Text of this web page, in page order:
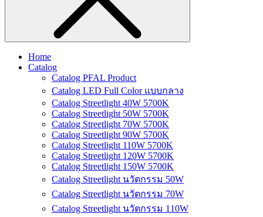
Home
Catalog
Catalog PFAL Product
Catalog LED Full Color แบบกลาง
Catalog Streetlight 40W 5700K
Catalog Streetlight 50W 5700K
Catalog Streetlight 70W 5700K
Catalog Streetlight 90W 5700K
Catalog Streetlight 110W 5700K
Catalog Streetlight 120W 5700K
Catalog Streetlight 150W 5700K
Catalog Streetlight นวัตกรรม 50W
Catalog Streetlight นวัตกรรม 70W
Catalog Streetlight นวัตกรรม 110W